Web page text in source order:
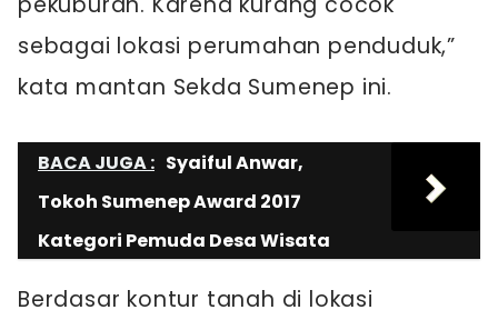
sebagai lokasi perumahan penduduk,”
kata mantan Sekda Sumenep ini.
BACA JUGA : Syaiful Anwar,
Tokoh Sumenep Award 2017
Kategori Pemuda Desa Wisata
Berdasar kontur tanah di lokasi